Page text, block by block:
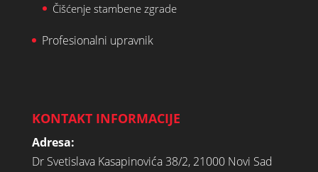
Čišćenje stambene zgrade
Profesionalni upravnik
KONTAKT INFORMACIJE
Adresa:
Dr Svetislava Kasapinovića 38/2, 21000 Novi Sad